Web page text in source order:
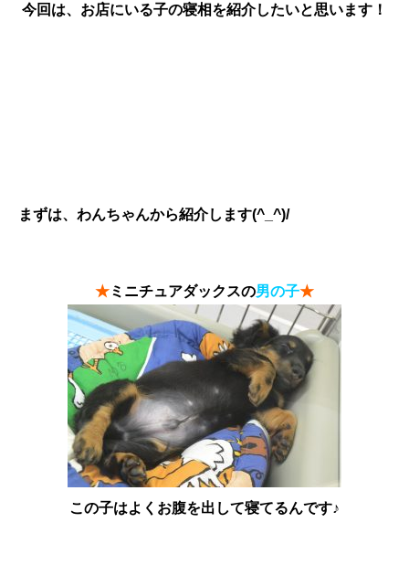
今回は、お店にいる子の寝相を紹介したいと思います！
まずは、わんちゃんから紹介します(^_^)/
★ミニチュアダックスの男の子★
この子はよくお腹を出して寝てるんです♪